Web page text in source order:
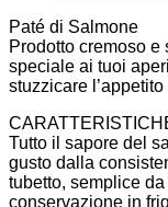
Paté di Salmone
Prodotto cremoso
speciale ai tuoi
stuzzicare
Tutto il sapore del
gusto dalla
tubetto, semplice
conservazione in